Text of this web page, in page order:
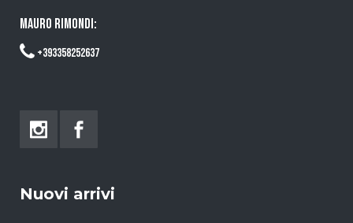
MAURO RIMONDI:
+393358252637
Nuovi arrivi